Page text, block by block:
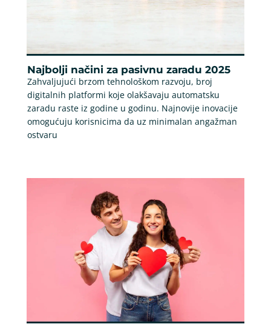
Najbolji načini za pasivnu zaradu 2025
Zahvaljujući brzom tehnološkom razvoju, broj
digitalnih platformi koje olakšavaju automatsku
zaradu raste iz godine u godinu. Najnovije inovacije
omogućuju korisnicima da uz minimalan angažman
ostvaru